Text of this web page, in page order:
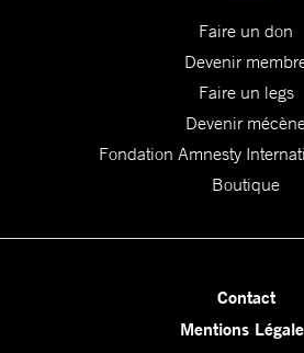
Faire un don
Devenir
Faire un legs
Devenir
Fondation Amnesty
Boutique
Contact
Mentions